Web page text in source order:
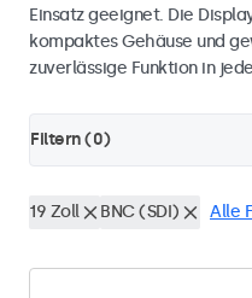
Einsatz geeignet. Die
kompaktes Gehäuse und
zuverlässige Funktion in
Filtern (0)
19 Zoll BNC (SDI) Alle